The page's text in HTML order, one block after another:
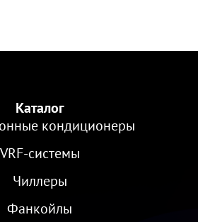
Каталог
кондиционеры
VRF-cистемы
Чиллеры
Фанкойлы